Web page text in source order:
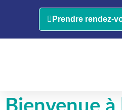
Prendre rendez-